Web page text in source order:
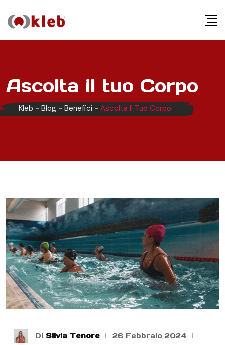
n
Ascolta il tuo Corpo
Kleb - Blog - Benefici - Ascolta Il Tuo Corpo
Di Silvia Tenore
26 Febbraio 2024